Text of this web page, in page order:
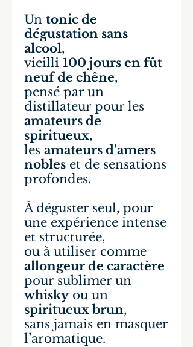
Un tonic de
dégustation sans
alcool,
vieilli 100 jours en fût
neuf de chêne,
pensé par un
distillateur pour les
amateurs de
spiritueux,
les amateurs d’amers
nobles et de sensations
profondes.
À déguster seul, pour
une expérience intense
et structurée,
ou à utiliser comme
allongeur de caractère
pour sublimer un
whisky ou un
spiritueux brun,
sans jamais en masquer
l’aromatique.